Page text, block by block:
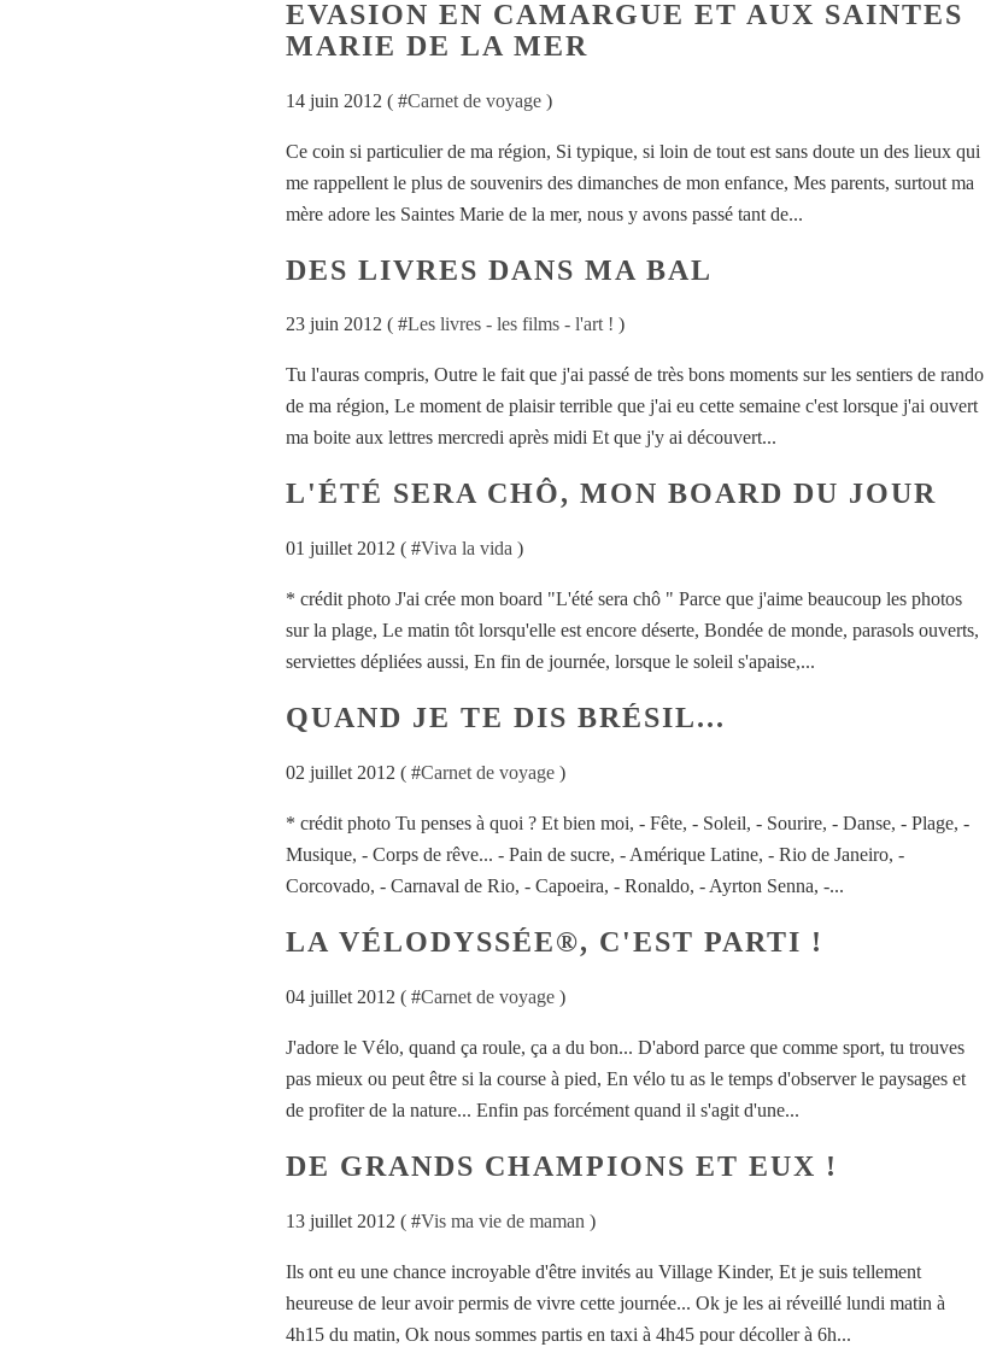
EVASION EN CAMARGUE ET AUX SAINTES
MARIE DE LA MER
14 juin 2012 ( #Carnet de voyage )
Ce coin si particulier de ma région, Si typique, si loin de tout est sans doute un des lieux qui
me rappellent le plus de souvenirs des dimanches de mon enfance, Mes parents, surtout ma
mère adore les Saintes Marie de la mer, nous y avons passé tant de...
DES LIVRES DANS MA BAL
23 juin 2012 ( #Les livres - les films - l'art ! )
Tu l'auras compris, Outre le fait que j'ai passé de très bons moments sur les sentiers de rando
de ma région, Le moment de plaisir terrible que j'ai eu cette semaine c'est lorsque j'ai ouvert
ma boite aux lettres mercredi après midi Et que j'y ai découvert...
L'ÉTÉ SERA CHÔ, MON BOARD DU JOUR
01 juillet 2012 ( #Viva la vida )
* crédit photo J'ai crée mon board "L'été sera chô " Parce que j'aime beaucoup les photos
sur la plage, Le matin tôt lorsqu'elle est encore déserte, Bondée de monde, parasols ouverts,
serviettes dépliées aussi, En fin de journée, lorsque le soleil s'apaise,...
QUAND JE TE DIS BRÉSIL...
02 juillet 2012 ( #Carnet de voyage )
* crédit photo Tu penses à quoi ? Et bien moi, - Fête, - Soleil, - Sourire, - Danse, - Plage, -
Musique, - Corps de rêve... - Pain de sucre, - Amérique Latine, - Rio de Janeiro, -
Corcovado, - Carnaval de Rio, - Capoeira, - Ronaldo, - Ayrton Senna, -...
LA VÉLODYSSÉE®, C'EST PARTI !
04 juillet 2012 ( #Carnet de voyage )
J'adore le Vélo, quand ça roule, ça a du bon... D'abord parce que comme sport, tu trouves
pas mieux ou peut être si la course à pied, En vélo tu as le temps d'observer le paysages et
de profiter de la nature... Enfin pas forcément quand il s'agit d'une...
DE GRANDS CHAMPIONS ET EUX !
13 juillet 2012 ( #Vis ma vie de maman )
Ils ont eu une chance incroyable d'être invités au Village Kinder, Et je suis tellement
heureuse de leur avoir permis de vivre cette journée... Ok je les ai réveillé lundi matin à
4h15 du matin, Ok nous sommes partis en taxi à 4h45 pour décoller à 6h...